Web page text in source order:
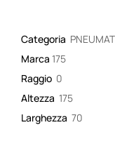
Categoria
Marca 175
Raggio 0
Altezza 175
Larghezza 70